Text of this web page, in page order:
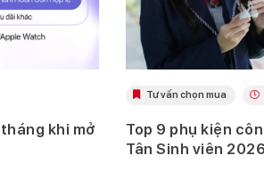
khi mở
Tư vấn chọn mua
Top 9 phụ kiện
Tân Sinh viên 2026